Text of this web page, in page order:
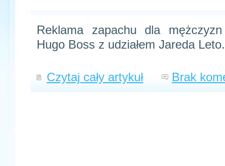
Reklama zapachu dla
Hugo Boss z udziałem Jareda Leto.
Czytaj cały artykuł Brak